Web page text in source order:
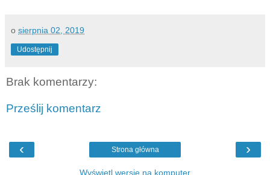
o sierpnia 02, 2019
Udostępnij
Brak komentarzy:
Prześlij komentarz
‹ ›
Strona główna
Wyświetl wersję na komputer